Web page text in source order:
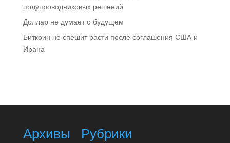
полупроводниковых решений
Доллар не думает о будущем
Биткоин не спешит расти после соглашения США и
Ирана
Архивы Рубрики